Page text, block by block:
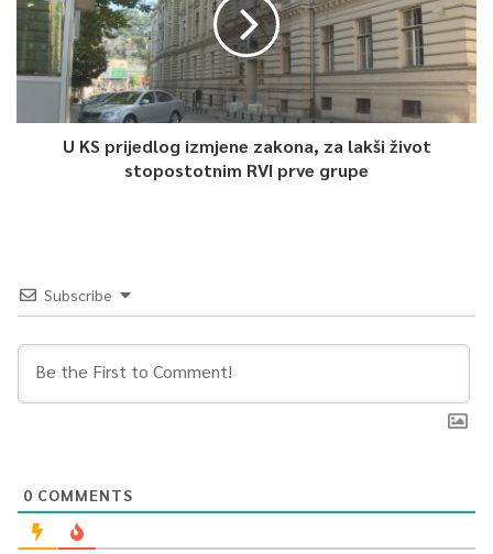
U KS prijedlog izmjene zakona, za lakši život
stopostotnim RVI prve grupe
Subscribe
0 COMMENTS